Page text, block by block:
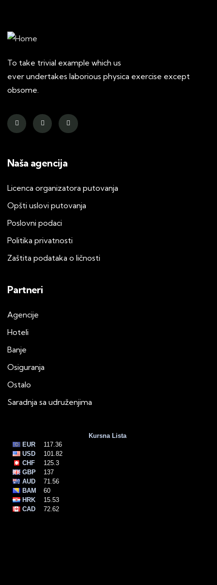
To take trivial example which us
ever undertakes laborious physica exercise except
obsome.
Naša agencija
Licenca organizatora putovanja
Opšti uslovi putovanja
Poslovni podaci
Politika privatnosti
Zaštita podataka o ličnosti
Partneri
Agencije
Hoteli
Banje
Osiguranja
Ostalo
Saradnja sa udruženjima